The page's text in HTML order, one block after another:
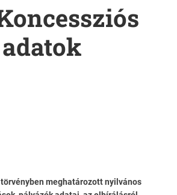
adatok
meghatározott nyilvános